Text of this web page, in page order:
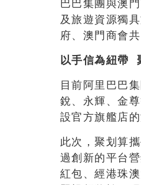
巴巴集團與澳
及旅遊資源獨
府、澳門商會
以手信為紐帶
目前阿里巴巴
銳、永輝、金
設官方旗艦店
此次，聚划算
過創新的平台
紅包、經港珠